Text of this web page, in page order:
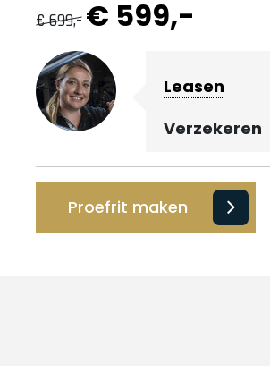
€ 699,-€ 599,-
Leasen
Verzekeren
Proefrit maken